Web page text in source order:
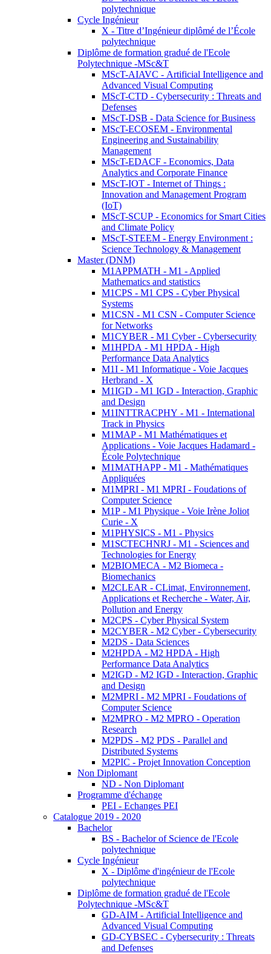
polytechnique
Cycle Ingénieur
X - Titre d’Ingénieur diplômé de l’École
polytechnique
Diplôme de formation gradué de l'Ecole
Polytechnique -MSc&T
MScT-AIAVC - Artificial Intelligence and
Advanced Visual Computing
MScT-CTD - Cybersecurity : Threats and
Defenses
MScT-DSB - Data Science for Business
MScT-ECOSEM - Environmental
Engineering and Sustainability
Management
MScT-EDACF - Economics, Data
Analytics and Corporate Finance
MScT-IOT - Internet of Things :
Innovation and Management Program
(IoT)
MScT-SCUP - Economics for Smart Cities
and Climate Policy
MScT-STEEM - Energy Environment :
Science Technology & Management
Master (DNM)
M1APPMATH - M1 - Applied
Mathematics and statistics
M1CPS - M1 CPS - Cyber Physical
Systems
M1CSN - M1 CSN - Computer Science
for Networks
M1CYBER - M1 Cyber - Cybersecurity
M1HPDA - M1 HPDA - High
Performance Data Analytics
M1I - M1 Informatique - Voie Jacques
Herbrand - X
M1IGD - M1 IGD - Interaction, Graphic
and Design
M1INTTRACPHY - M1 - International
Track in Physics
M1MAP - M1 Mathématiques et
Applications - Voie Jacques Hadamard -
École Polytechnique
M1MATHAPP - M1 - Mathématiques
Appliquées
M1MPRI - M1 MPRI - Foudations of
Computer Science
M1P - M1 Physique - Voie Irène Joliot
Curie - X
M1PHYSICS - M1 - Physics
M1SCTECHNRJ - M1 - Sciences and
Technologies for Energy
M2BIOMECA - M2 Biomeca -
Biomechanics
M2CLEAR - CLimat, Environnement,
Applications et Recherche - Water, Air,
Pollution and Energy
M2CPS - Cyber Physical System
M2CYBER - M2 Cyber - Cybersecurity
M2DS - Data Sciences
M2HPDA - M2 HPDA - High
Performance Data Analytics
M2IGD - M2 IGD - Interaction, Graphic
and Design
M2MPRI - M2 MPRI - Foudations of
Computer Science
M2MPRO - M2 MPRO - Operation
Research
M2PDS - M2 PDS - Parallel and
Distributed Systems
M2PIC - Projet Innovation Conception
Non Diplomant
ND - Non Diplomant
Programme d'échange
PEI - Echanges PEI
Catalogue 2019 - 2020
Bachelor
BS - Bachelor of Science de l'Ecole
polytechnique
Cycle Ingénieur
X - Diplôme d'ingénieur de l'Ecole
polytechnique
Diplôme de formation gradué de l'Ecole
Polytechnique -MSc&T
GD-AIM - Artificial Intelligence and
Advanced Visual Computing
GD-CYBSEC - Cybersecurity : Threats
and Defenses